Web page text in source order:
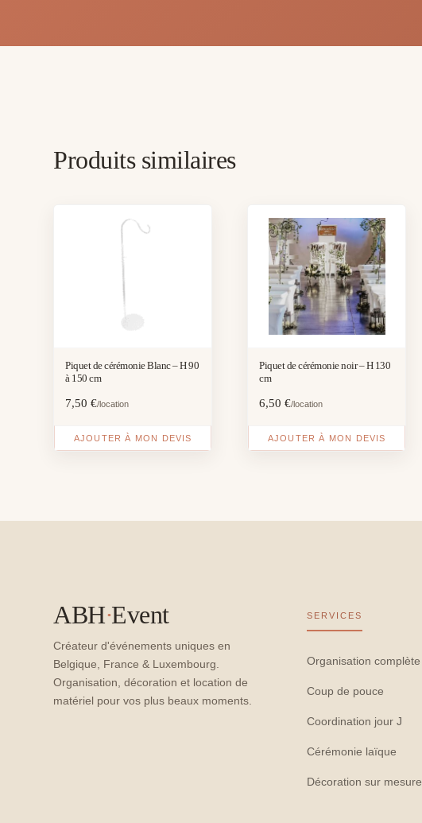
Produits similaires
Piquet de cérémonie Blanc – H 90
à 150 cm
7,50€/location
AJOUTER À MON DEVIS
Piquet de cérémonie noir – H 130
cm
6,50€/location
AJOUTER À MON DEVIS
ABH·Event
Créateur d'événements uniques en
Belgique, France & Luxembourg.
Organisation, décoration et location de
matériel pour vos plus beaux moments.
SERVICES
Organisation complète
Coup de pouce
Coordination jour J
Cérémonie laïque
Décoration sur mesure